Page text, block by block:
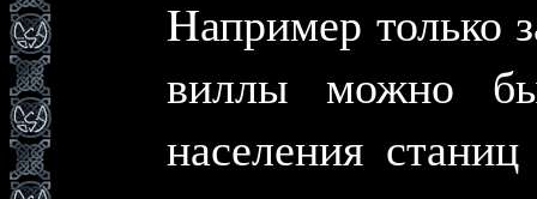
Hапример только
виллы можно
населения